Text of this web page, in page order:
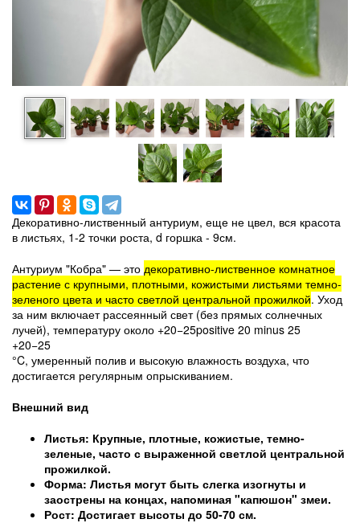
Декоративно-лиственный антуриум, еще не цвел, вся красота
в листьях, 1-2 точки роста, d горшка - 9см.
Антуриум "Кобра" — это декоративно-лиственное комнатное
растение с крупными, плотными, кожистыми листьями темно-
зеленого цвета и часто светлой центральной прожилкой. Уход
за ним включает рассеянный свет (без прямых солнечных
лучей), температуру около +20−25positive 20 minus 25
+20−25
°C, умеренный полив и высокую влажность воздуха, что
достигается регулярным опрыскиванием.
Внешний вид
Листья: Крупные, плотные, кожистые, темно-
зеленые, часто с выраженной светлой центральной
прожилкой.
Форма: Листья могут быть слегка изогнуты и
заострены на концах, напоминая "капюшон" змеи.
Рост: Достигает высоты до 50-70 см.